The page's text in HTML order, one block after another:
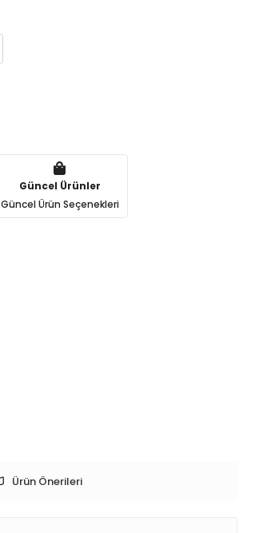
Güncel Ürünler
Güncel Ürün Seçenekleri
Ürün Önerileri